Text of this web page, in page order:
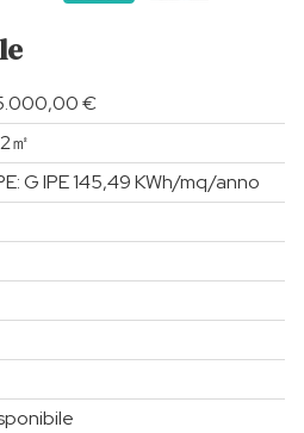
€
㎡
G IPE 145,49 KWh/mq/anno